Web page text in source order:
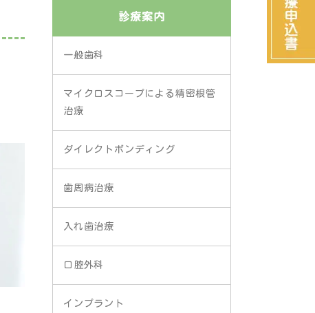
診療案内
一般歯科
マイクロスコープによる精密根管
治療
ダイレクトボンディング
歯周病治療
入れ歯治療
口腔外科
インプラント